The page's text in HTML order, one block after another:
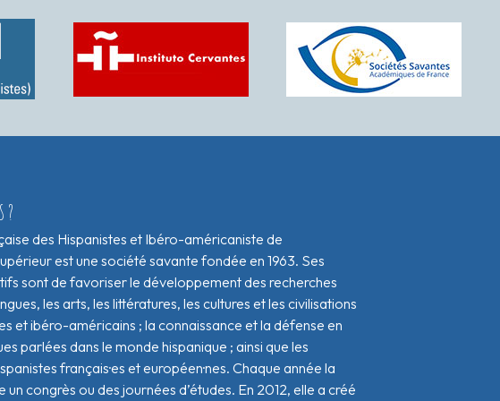
?
des Hispanistes et Ibéro-américaniste de
est une société savante fondée en 1963. Ses
sont de favoriser le développement des recherches
les arts, les littératures, les cultures et les civilisations
et ibéro-américains ; la connaissance et la défense en
parlées dans le monde hispanique ; ainsi que les
français·es et européen·nes. Chaque année la
congrès ou des journées d’études. En 2012, elle a créé